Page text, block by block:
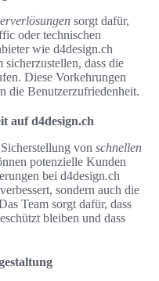
sorgt dafür,
oder technischen
wie d4design.ch
dass die
Diese Vorkehrungen
die Benutzerzufriedenheit.
auf d4design.ch
von schnellen
potenzielle Kunden
bei d4design.ch
sondern auch die
Team sorgt dafür, dass
bleiben und dass